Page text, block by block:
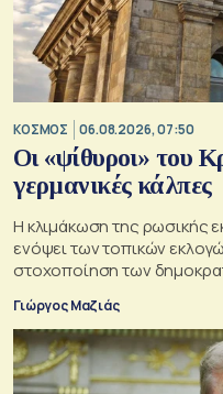
ΚΟΣΜΟΣ 06.08.2026, 07:50
Οι «ψίθυροι» του
γερμανικές κάλπες
Η κλιμάκωση της ρωσικής
ενόψει των τοπικών
στοχοποίηση των
της παράδοξης στρατηγικής.
Γιώργος Μαζιάς